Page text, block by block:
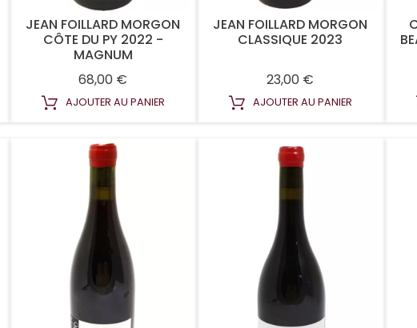
JEAN FOILLARD MORGON
CÔTE DU PY 2022 -
MAGNUM
68,00 €
AJOUTER AU PANIER
JEAN FOILLARD MORGON
CLASSIQUE 2023
23,00 €
AJOUTER AU PANIER